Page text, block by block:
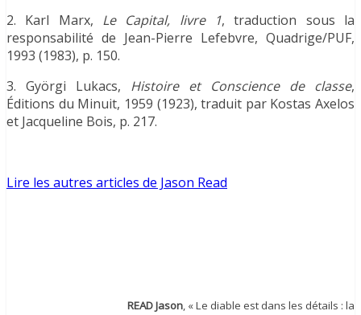
2. Karl Marx, Le Capital, livre 1, traduction sous la
responsabilité de Jean-Pierre Lefebvre, Quadrige/PUF,
1993 (1983), p. 150.
3. Györgi Lukacs, Histoire et Conscience de classe,
Éditions du Minuit, 1959 (1923), traduit par Kostas Axelos
et Jacqueline Bois, p. 217.
Lire les autres articles de Jason Read
READ Jason, « Le diable est dans les détails : la